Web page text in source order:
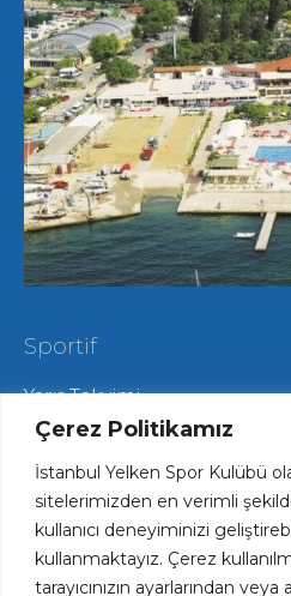
Çerez Politikamız
İstanbul Yelken Spor Kulübü
sitelerimizden en verimli
kullanıcı deneyiminizi
kullanmaktayız. Çerez
tarayıcınızın ayarlarından veya
Sportif
Yarış Takvimi
Hareketli Salma Yarışları
Yat Yarışları
Radyo Yelken Yarışları
Lisans ve Vize İşlemleri
Tekne Park ve Çekek